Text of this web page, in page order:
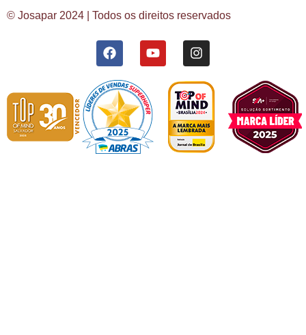
© Josapar 2024 | Todos os direitos reservados